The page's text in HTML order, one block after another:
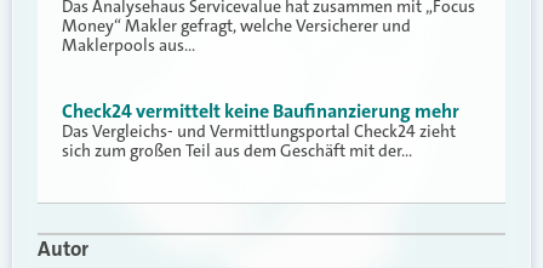
Das Analysehaus Servicevalue hat zusammen mit „Focus
Money“ Makler gefragt, welche Versicherer und
Maklerpools aus…
Check24 vermittelt keine Baufinanzierung mehr
Das Vergleichs- und Vermittlungsportal Check24 zieht
sich zum großen Teil aus dem Geschäft mit der…
Autor